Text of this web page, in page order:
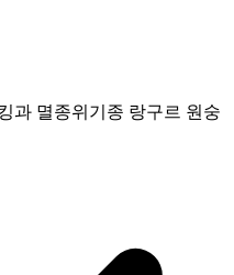
과 멸종위기종 랑구르 원숭